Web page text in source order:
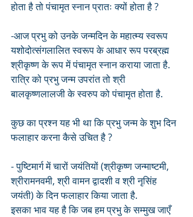
होता है तो पंचामृत स्नान प्रातः क्यों होता है ?
-आज प्रभु को उनके जन्मदिन के महात्म्य स्वरूप
यशोदोत्संगलालित स्वरूप के आधार रूप परब्रह्म
श्रीकृष्ण के रूप में पंचामृत स्नान कराया जाता है.
रात्रि को प्रभु जन्म उपरांत तो श्री
बालकृष्णलालजी के स्वरुप को पंचामृत होता है.
कुछ का प्रश्न यह भी था कि प्रभु जन्म के शुभ दिन
फलाहार करना कैसे उचित है ?
- पुष्टिमार्ग में चारों जयंतियों (श्रीकृष्ण जन्माष्टमी,
श्रीरामनवमी, श्री वामन द्वादशी व श्री नृसिंह
जयंती) के दिन फलाहार किया जाता है.
इसका भाव यह है कि जब हम प्रभु के सम्मुख जाएँ